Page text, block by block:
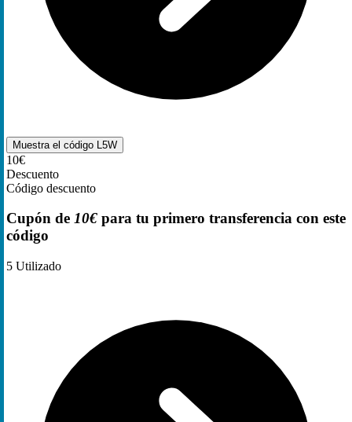
Muestra el código L5W
10€
Descuento
Código descuento
Cupón de 10€ para tu primero transferencia con este
código
5 Utilizado